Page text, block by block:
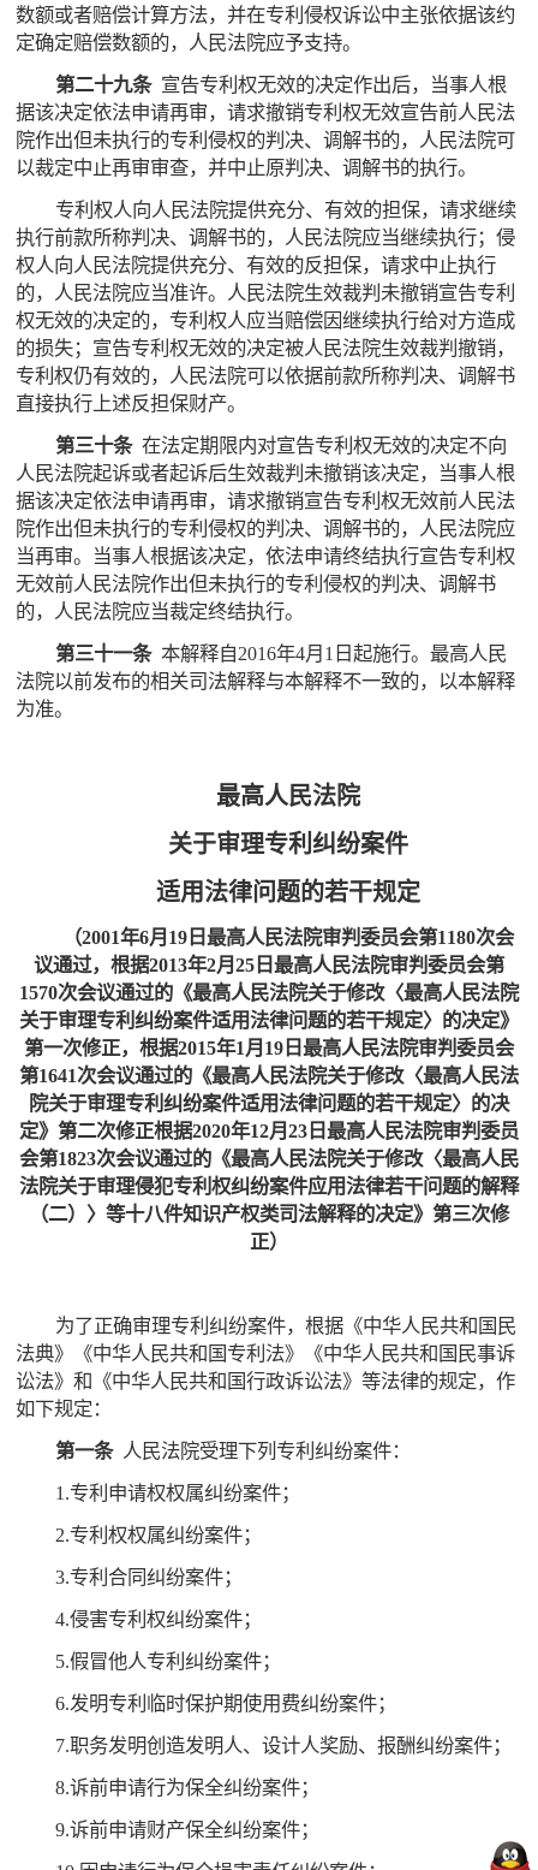
数额或者赔偿计算方法，并在专利侵权诉讼中主张依据该约
定确定赔偿数额的，人民法院应予支持。
第二十九条 宣告专利权无效的决定作出后，当事人根
据该决定依法申请再审，请求撤销专利权无效宣告前人民法
院作出但未执行的专利侵权的判决、调解书的，人民法院可
以裁定中止再审审查，并中止原判决、调解书的执行。
专利权人向人民法院提供充分、有效的担保，请求继续
执行前款所称判决、调解书的，人民法院应当继续执行；侵
权人向人民法院提供充分、有效的反担保，请求中止执行
的，人民法院应当准许。人民法院生效裁判未撤销宣告专利
权无效的决定的，专利权人应当赔偿因继续执行给对方造成
的损失；宣告专利权无效的决定被人民法院生效裁判撤销，
专利权仍有效的，人民法院可以依据前款所称判决、调解书
直接执行上述反担保财产。
第三十条在法定期限内对宣告专利权无效的决定不向
人民法院起诉或者起诉后生效裁判未撤销该决定，当事人根
据该决定依法申请再审，请求撤销宣告专利权无效前人民法
院作出但未执行的专利侵权的判决、调解书的，人民法院应
当再审。当事人根据该决定，依法申请终结执行宣告专利权
无效前人民法院作出但未执行的专利侵权的判决、调解书
的，人民法院应当裁定终结执行。
第三十一条本解释自2016年4月1日起施行。最高人民
法院以前发布的相关司法解释与本解释不一致的，以本解释
为准。
最高人民法院
关于审理专利纠纷案件
适用法律问题的若干规定
（2001年6月19日最高人民法院审判委员会第1180次会
议通过，根据2013年2月25日最高人民法院审判委员会第
1570次会议通过的《最高人民法院关于修改〈最高人民法院
关于审理专利纠纷案件适用法律问题的若干规定〉的决定》
第一次修正，根据2015年1月19日最高人民法院审判委员会
第1641次会议通过的《最高人民法院关于修改〈最高人民法
院关于审理专利纠纷案件适用法律问题的若干规定〉的决
定》第二次修正根据2020年12月23日最高人民法院审判委员
会第1823次会议通过的《最高人民法院关于修改〈最高人民
法院关于审理侵犯专利权纠纷案件应用法律若干问题的解释
（二）〉等十八件知识产权类司法解释的决定》第三次修
正）
为了正确审理专利纠纷案件，根据《中华人民共和国民
法典》《中华人民共和国专利法》《中华人民共和国民事诉
讼法》和《中华人民共和国行政诉讼法》等法律的规定，作
如下规定：
第一条 人民法院受理下列专利纠纷案件：
1.专利申请权权属纠纷案件；
2.专利权权属纠纷案件；
3.专利合同纠纷案件；
4.侵害专利权纠纷案件；
5.假冒他人专利纠纷案件；
6.发明专利临时保护期使用费纠纷案件；
7.职务发明创造发明人、设计人奖励、报酬纠纷案件；
8.诉前申请行为保全纠纷案件；
9.诉前申请财产保全纠纷案件；